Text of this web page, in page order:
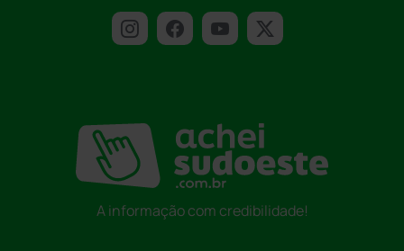
A informação com credibilidade!